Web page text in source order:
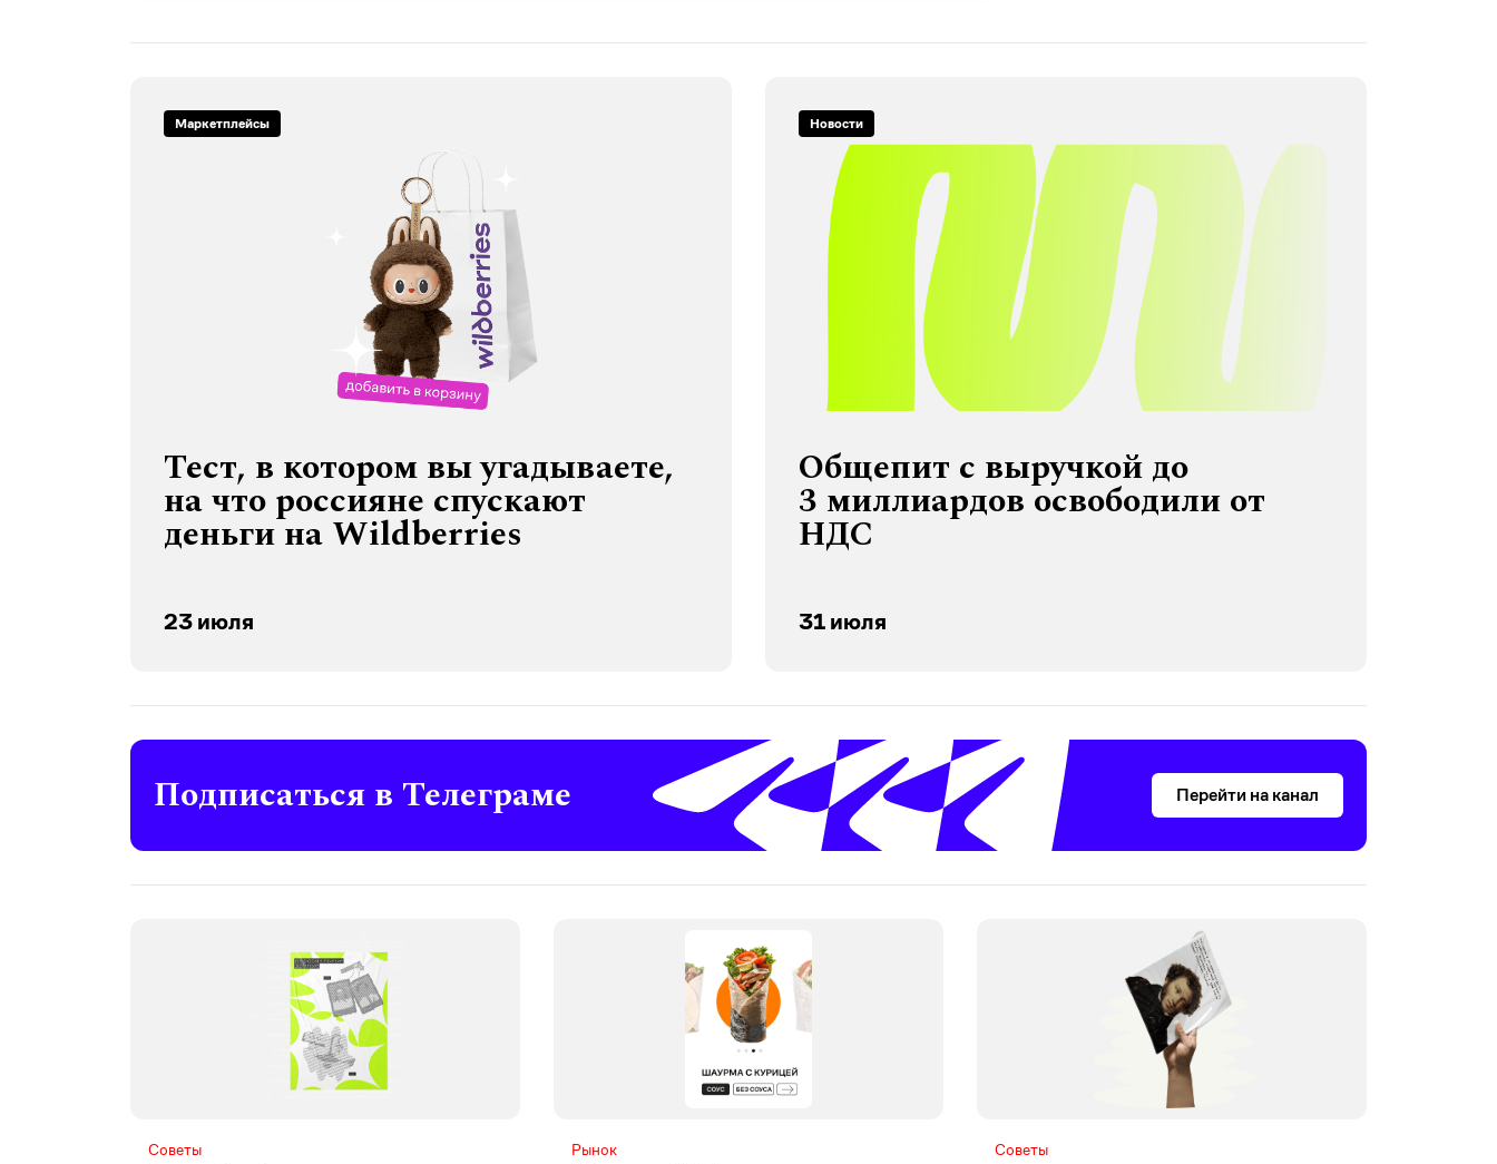
Маркетплейсы
Тест, в котором вы угадываете,
на что россияне спускают
деньги на Wildberries
23 июля
Новости
Общепит с выручкой до
3 миллиардов освободили от
НДС
31 июля
Подписаться в Телеграме Перейти на канал
Советы Рынок Советы